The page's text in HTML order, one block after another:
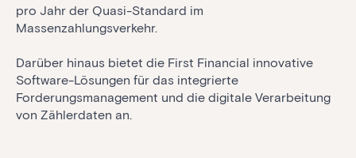
pro Jahr der Quasi-Standard im
Massenzahlungsverkehr.
Darüber hinaus bietet die First Financial innovative
Software-Lösungen für das integrierte
Forderungsmanagement und die digitale Verarbeitung
von Zählerdaten an.